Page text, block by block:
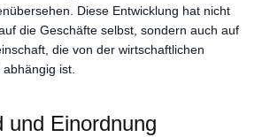
Diese Entwicklung hat nicht
die Geschäfte selbst, sondern auch auf
die von der wirtschaftlichen
ist.
und Einordnung